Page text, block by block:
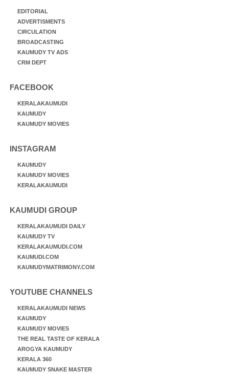
EDITORIAL
ADVERTISMENTS
CIRCULATION
BROADCASTING
KAUMUDY TV ADS
CRM DEPT
FACEBOOK
KERALAKAUMUDI
KAUMUDY
KAUMUDY MOVIES
INSTAGRAM
KAUMUDY
KAUMUDY MOVIES
KERALAKAUMUDI
KAUMUDI GROUP
KERALAKAUMUDI DAILY
KAUMUDY TV
KERALAKAUMUDI.COM
KAUMUDI.COM
KAUMUDYMATRIMONY.COM
YOUTUBE CHANNELS
KERALAKAUMUDI NEWS
KAUMUDY
KAUMUDY MOVIES
THE REAL TASTE OF KERALA
AROGYA KAUMUDY
KERALA 360
KAUMUDY SNAKE MASTER